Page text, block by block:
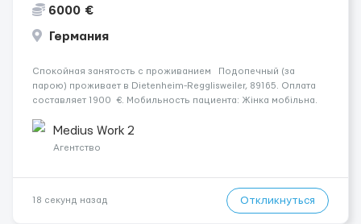
6000 €
Германия
Спокойная занятость с проживанием Подопечный (за
парою) проживает в Dietenheim-Regglisweiler, 89165. Оплата
составляет 1900 €. Мобильность пациента: Жінка мобільна.
Жінка вночі спить не прокидаючись. ...
Medius Work 2
Агентство
18 секунд назад Откликнуться